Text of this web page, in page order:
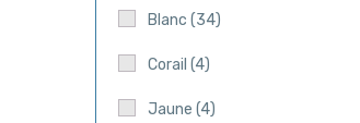
Blanc (34)
Corail (4)
Jaune (4)